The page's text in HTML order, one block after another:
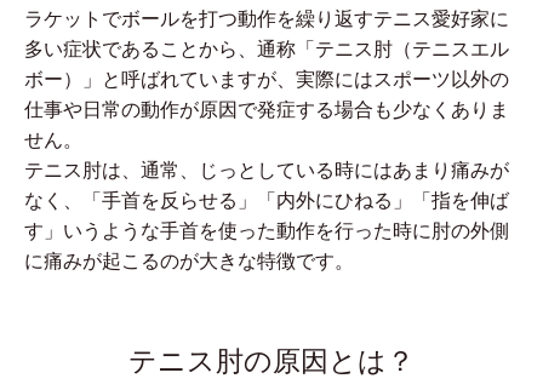
ラケットでボールを打つ動作を繰り返すテニス愛好家に
多い症状であることから、通称「テニス肘（テニスエル
ボー）」と呼ばれていますが、実際にはスポーツ以外の
仕事や日常の動作が原因で発症する場合も少なくありま
せん。
テニス肘は、通常、じっとしている時にはあまり痛みが
なく、「手首を反らせる」「内外にひねる」「指を伸ば
す」いうような手首を使った動作を行った時に肘の外側
に痛みが起こるのが大きな特徴です。
テニス肘の原因とは？